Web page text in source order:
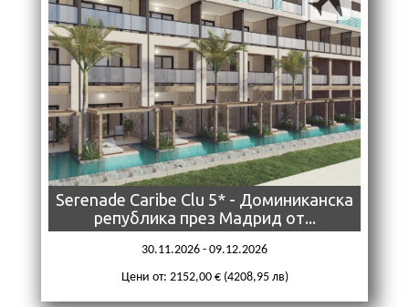
Serenade Caribe Clu 5* - Доминиканска
република през Мадрид от...
30.11.2026 - 09.12.2026
Цени от: 2152,00 € (4208,95 лв)